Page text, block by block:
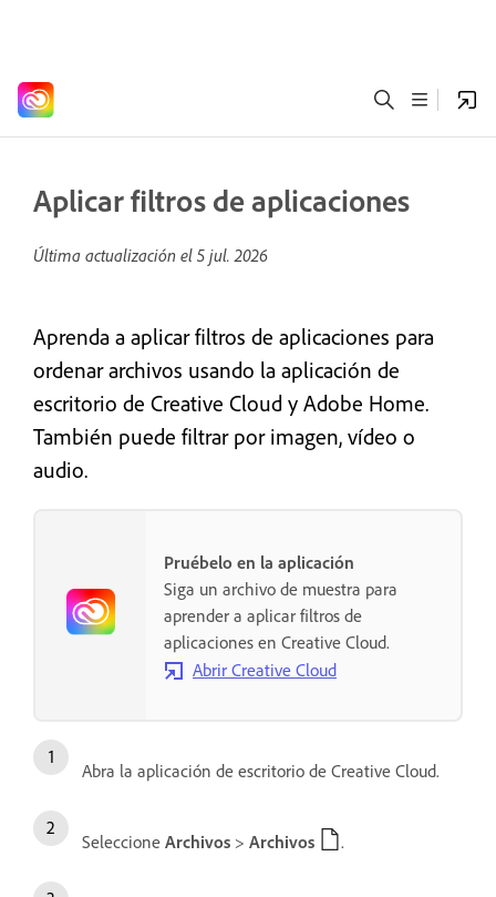
Aplicar filtros de aplicaciones
Última actualización el 5 jul. 2026
Aprenda a aplicar filtros de aplicaciones para
ordenar archivos usando la aplicación de
escritorio de Creative Cloud y Adobe Home.
También puede filtrar por imagen, vídeo o
audio.
Pruébelo en la aplicación
Siga un archivo de muestra para
aprender a aplicar filtros de
aplicaciones en Creative Cloud.
Abrir Creative Cloud
Abra la aplicación de escritorio de Creative Cloud.
Seleccione Archivos > Archivos .